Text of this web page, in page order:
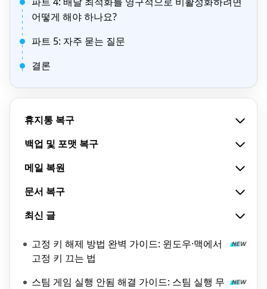
어떻게 해야 하나요?
파트 5: 자주 묻는 질문
결론
휴지통 복구
백업 및 포맷 복구
메일 복원
문서 복구
최신 글
고정 키 해제 방법 완벽 가이드: 윈도우·맥에서
고정 키 끄는 법
스팀 게임 실행 안됨 해결 가이드: 스팀 실행 무